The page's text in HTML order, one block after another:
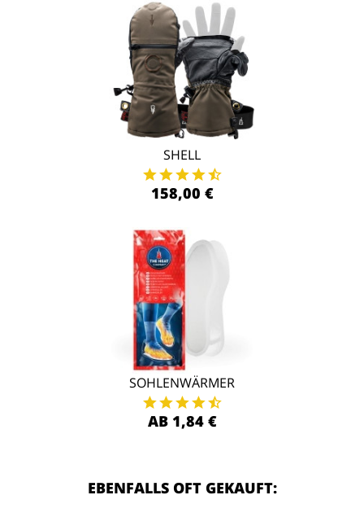
SHELL
158,00 €
SOHLENWÄRMER
AB 1,84 €
EBENFALLS OFT GEKAUFT: